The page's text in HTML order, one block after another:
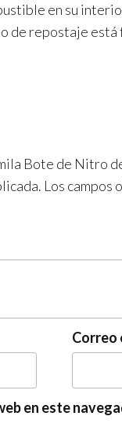
en su
de repostaje
Bote de Nitro
Los campos
Correo
en este